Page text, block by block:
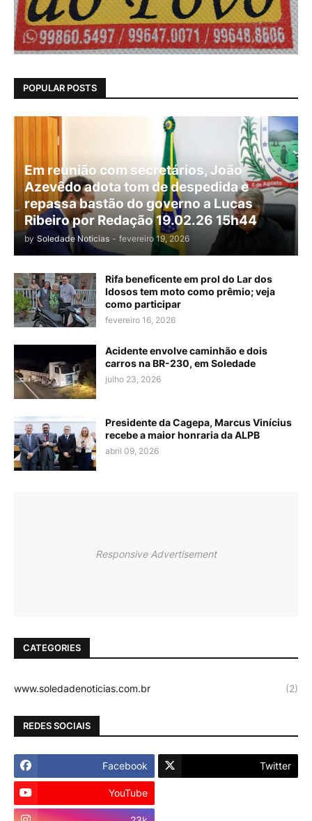
POPULAR POSTS
Em reunião com secretários, João
Azevêdo adota tom de despedida e
repassa bastão do governo a Lucas
Ribeiro por Redação 19.02.26 15h44
by Soledade Noticias - fevereiro 19, 2026
Rifa beneficente em prol do Lar dos
Idosos tem moto como prêmio; veja
como participar
fevereiro 16, 2026
Acidente envolve caminhão e dois
carros na BR-230, em Soledade
julho 23, 2026
Presidente da Cagepa, Marcus Vinícius
recebe a maior honraria da ALPB
abril 09, 2026
Responsive Advertisement
CATEGORIES
www.soledadenoticias.com.br (2)
REDES SOCIAIS
Facebook Twitter
YouTube